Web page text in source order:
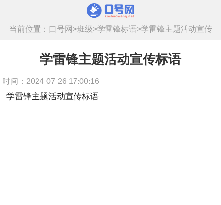
当前位置： 口号网 >班级>学雷锋标语>学雷锋主题活动宣传
学雷锋主题活动宣传标语
时间：2024-07-26 17:00:16
学雷锋主题活动宣传标语